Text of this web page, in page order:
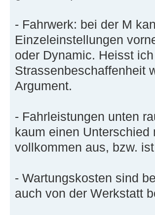
- Fahrwerk: bei der M
Einzeleinstellungen
oder Dynamic. Heisst
Strassenbeschaffenheit
Argument.
- Fahrleistungen unten
kaum einen
vollkommen aus, bzw.
- Wartungskosten sind
auch von der Werkstatt